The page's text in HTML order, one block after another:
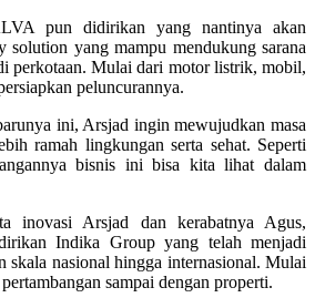
pun didirikan yang nantinya akan
yang mampu mendukung sarana
perkotaan. Mulai dari motor listrik, mobil,
peluncurannya.
ini, Arsjad ingin mewujudkan masa
ramah lingkungan serta sehat. Seperti
bisnis ini bisa kita lihat dalam
inovasi Arsjad dan kerabatnya Agus,
Indika Group yang telah menjadi
skala nasional hingga internasional. Mulai
sampai dengan properti.